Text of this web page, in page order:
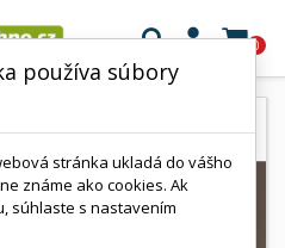
 0
používa súbory
stránka ukladá do vášho
známe ako cookies. Ak
súhlaste s nastavením